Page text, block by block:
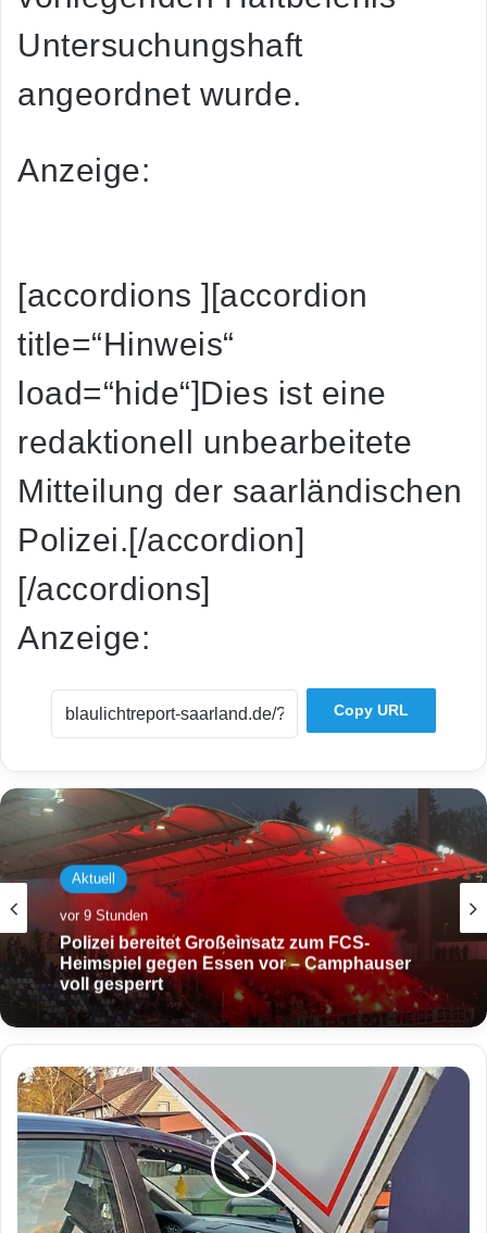
Untersuchungshaft
angeordnet wurde.
Anzeige:
[accordions ][accordion
title=“Hinweis“
load=“hide“]Dies ist eine
redaktionell unbearbeitete
Mitteilung der saarländischen
Polizei.[/accordion]
[/accordions]
Anzeige:
Copy URL
Aktuell
vor 9 Stunden
Polizei bereitet Großeinsatz zum FCS-
Heimspiel gegen Essen vor – Camphauser
voll gesperrt
W
e
r
b
e
a